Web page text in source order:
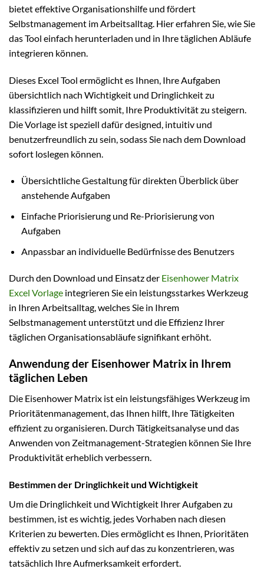
bietet effektive Organisationshilfe und fördert
Selbstmanagement im Arbeitsalltag. Hier erfahren Sie, wie Sie
das Tool einfach herunterladen und in Ihre täglichen Abläufe
integrieren können.
Dieses Excel Tool ermöglicht es Ihnen, Ihre Aufgaben
übersichtlich nach Wichtigkeit und Dringlichkeit zu
klassifizieren und hilft somit, Ihre Produktivität zu steigern.
Die Vorlage ist speziell dafür designed, intuitiv und
benutzerfreundlich zu sein, sodass Sie nach dem Download
sofort loslegen können.
Übersichtliche Gestaltung für direkten Überblick über
anstehende Aufgaben
Einfache Priorisierung und Re-Priorisierung von
Aufgaben
Anpassbar an individuelle Bedürfnisse des Benutzers
Durch den Download und Einsatz der Eisenhower Matrix
Excel Vorlage integrieren Sie ein leistungsstarkes Werkzeug
in Ihren Arbeitsalltag, welches Sie in Ihrem
Selbstmanagement unterstützt und die Effizienz Ihrer
täglichen Organisationsabläufe signifikant erhöht.
Anwendung der Eisenhower Matrix in Ihrem
täglichen Leben
Die Eisenhower Matrix ist ein leistungsfähiges Werkzeug im
Prioritätenmanagement, das Ihnen hilft, Ihre Tätigkeiten
effizient zu organisieren. Durch Tätigkeitsanalyse und das
Anwenden von Zeitmanagement-Strategien können Sie Ihre
Produktivität erheblich verbessern.
Bestimmen der Dringlichkeit und Wichtigkeit
Um die Dringlichkeit und Wichtigkeit Ihrer Aufgaben zu
bestimmen, ist es wichtig, jedes Vorhaben nach diesen
Kriterien zu bewerten. Dies ermöglicht es Ihnen, Prioritäten
effektiv zu setzen und sich auf das zu konzentrieren, was
tatsächlich Ihre Aufmerksamkeit erfordert.